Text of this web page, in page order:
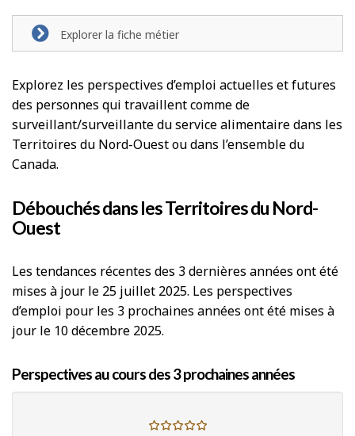
Explorer la fiche métier
Explorez les perspectives d’emploi actuelles et futures
des personnes qui travaillent comme de
surveillant/surveillante du service alimentaire dans les
Territoires du Nord-Ouest ou dans l’ensemble du
Canada.
Débouchés dans les Territoires du Nord-
Ouest
Les tendances récentes des 3 dernières années ont été
mises à jour le 25 juillet 2025. Les perspectives
d’emploi pour les 3 prochaines années ont été mises à
jour le 10 décembre 2025.
Perspectives au cours des 3 prochaines années